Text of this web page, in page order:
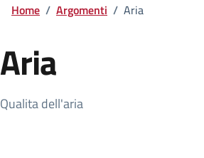
Home / Argomenti / Aria
Aria
Dettagli della
Qualita dell'aria